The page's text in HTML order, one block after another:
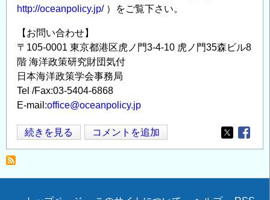
ャ
パ
ス
の
http://oceanpolicy.jp/）をご覧下さい。
【お問い合わせ】
〒105-0001 東京都港区虎ノ門3-4-10 虎ノ門35森ビル8
階 海洋政策研究財団気付
日本海洋政策学会事務局
Tel /Fax:03-5404-6868
E-mail:office@oceanpolicy.jp
日
本
洋
続きを見る コメントを追加
Opens in